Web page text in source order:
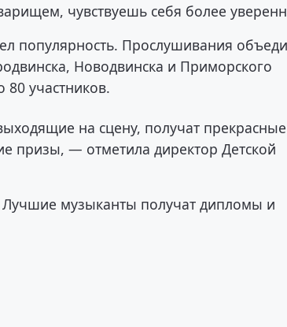
чувствуешь себя более
популярность. Прослушивания
Новодвинска и Приморского
участников.
на сцену, получат прекрасные
призы, — отметила директор Детской
Лучшие музыканты получат дипломы и